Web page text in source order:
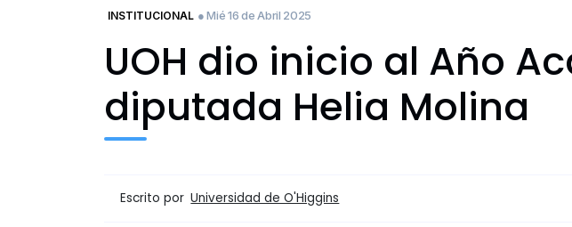
INSTITUCIONAL ● Mié 16 de Abril 2025
UOH dio inicio al Año
diputada Helia Molina
Escrito por Universidad de O'Higgins